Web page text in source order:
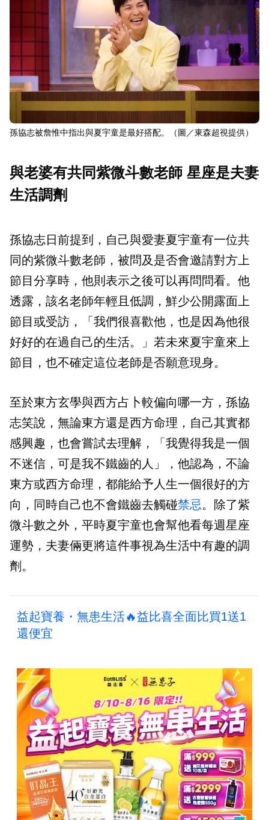
孫協志被詹惟中指出與夏宇童是最好搭配。（圖／東森超視提供）
與老婆有共同紫微斗數老師 星座是夫妻
生活調劑
孫協志日前提到，自己與愛妻夏宇童有一位共
同的紫微斗數老師，被問及是否會邀請對方上
節目分享時，他則表示之後可以再問問看。他
透露，該名老師年輕且低調，鮮少公開露面上
節目或受訪，「我們很喜歡他，也是因為他很
好好的在過自己的生活。」若未來夏宇童來上
節目，也不確定這位老師是否願意現身。
至於東方玄學與西方占卜較偏向哪一方，孫協
志笑說，無論東方還是西方命理，自己其實都
感興趣，也會嘗試去理解，「我覺得我是一個
不迷信，可是我不鐵齒的人」，他認為，不論
東方或西方命理，都能給予人生一個很好的方
向，同時自己也不會鐵齒去觸碰禁忌。除了紫
微斗數之外，平時夏宇童也會幫他看每週星座
運勢，夫妻倆更將這件事視為生活中有趣的調
劑。
益起寶養・無患生活🔥益比喜全面比買1送1
還便宜